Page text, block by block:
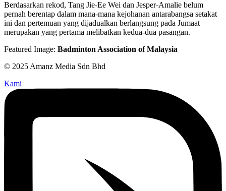
Berdasarkan rekod, Tang Jie-Ee Wei dan Jesper-Amalie belum
pernah berentap dalam mana-mana kejohanan antarabangsa setakat
ini dan pertemuan yang dijadualkan berlangsung pada Jumaat
merupakan yang pertama melibatkan kedua-dua pasangan.
Featured Image: Badminton Association of Malaysia
© 2025 Amanz Media Sdn Bhd
Kami